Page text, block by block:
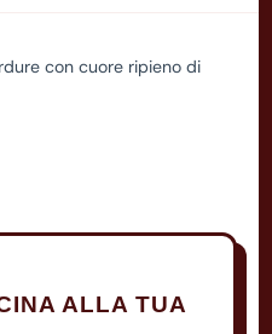
con cuore ripieno di
ALLA TUA